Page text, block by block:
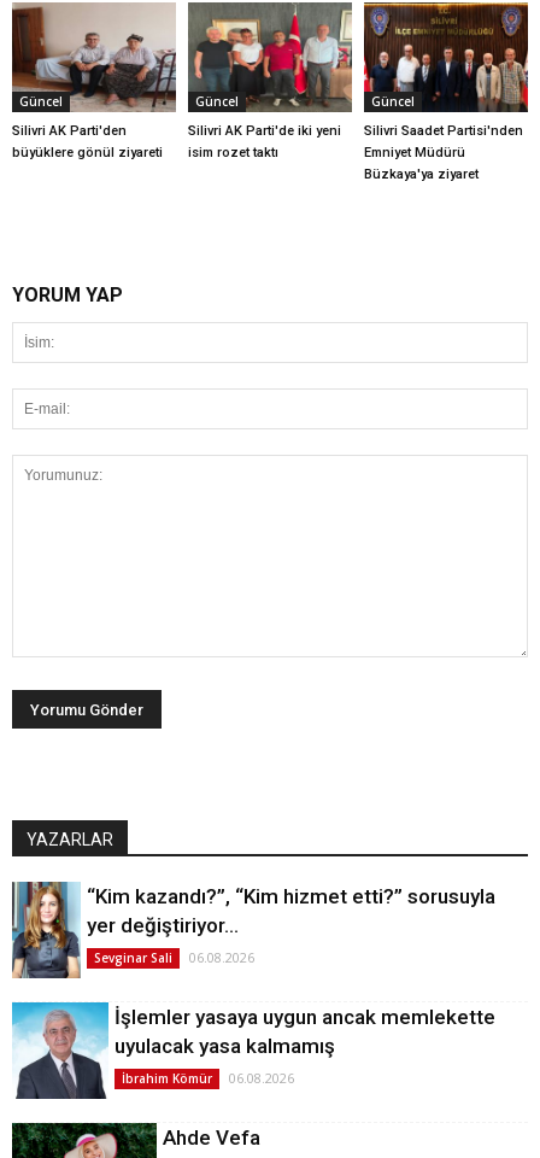
Güncel
Silivri AK Parti'den
büyüklere gönül ziyareti
Güncel
Silivri AK Parti'de iki yeni
isim rozet taktı
Güncel
Silivri Saadet Partisi'nden
Emniyet Müdürü
Büzkaya'ya ziyaret
YORUM YAP
YAZARLAR
“Kim kazandı?”, “Kim hizmet etti?” sorusuyla
yer değiştiriyor…
Sevginar Sali 06.08.2026
İşlemler yasaya uygun ancak memlekette
uyulacak yasa kalmamış
İbrahim Kömür 06.08.2026
Ahde Vefa